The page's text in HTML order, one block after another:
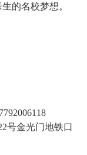
的名校梦想。
号金光门地铁口